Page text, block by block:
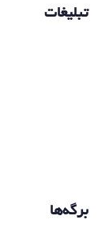
تبلیغات
برگه‌ها